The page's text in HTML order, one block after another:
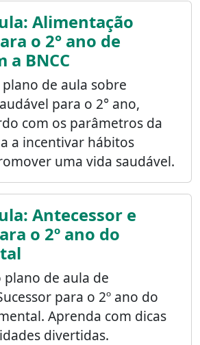
Alimentação
o 2° ano de
a BNCC
de aula sobre
para o 2° ano,
com os parâmetros da
a incentivar hábitos
uma vida saudável.
Antecessor e
o 2º ano do
de aula de
para o 2º ano do
Aprenda com dicas
divertidas.